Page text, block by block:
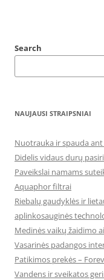
Search
NAUJAUSI STRAIPSNIAI
Nuotrauka ir spauda
Didelis vidaus durų
Paveikslai namams
Aquaphor filtrai
Riebalų gaudyklės ir
aplinkosauginės
Medinės vaikų žaidimo
Vasarinės padangos
Patikimos prekės –
Vandens ir sveikatos